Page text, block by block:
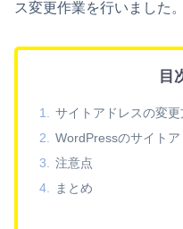
ス変更作業を行いました。
目
サイトアドレスの変更
WordPressのサイト
注意点
まとめ